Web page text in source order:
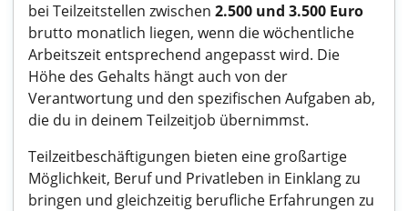
bei Teilzeitstellen zwischen 2.500 und 3.500 Euro
brutto monatlich liegen, wenn die wöchentliche
Arbeitszeit entsprechend angepasst wird. Die
Höhe des Gehalts hängt auch von der
Verantwortung und den spezifischen Aufgaben ab,
die du in deinem Teilzeitjob übernimmst.
Teilzeitbeschäftigungen bieten eine großartige
Möglichkeit, Beruf und Privatleben in Einklang zu
bringen und gleichzeitig berufliche Erfahrungen zu